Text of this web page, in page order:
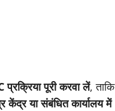
प्रक्रिया पूरी करवा लें, ताकि
केंद्र या संबंधित कार्यालय में